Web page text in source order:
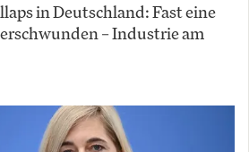
in Deutschland: Fast eine
– Industrie am